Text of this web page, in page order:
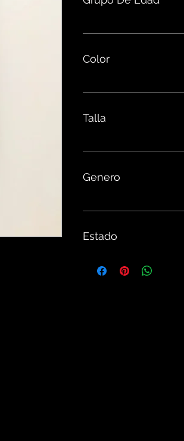
Color
Talla
Genero
Estado